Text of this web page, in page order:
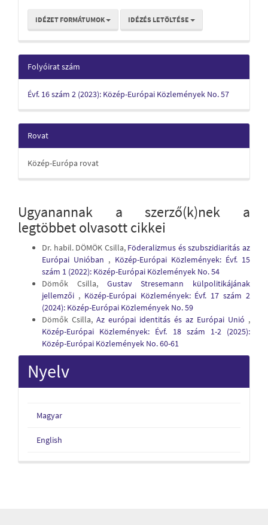
IDÉZET FORMÁTUMOK IDÉZÉS LETÖLTÉSE
Folyóirat szám
Évf. 16 szám 2 (2023): Közép-Európai Közlemények No. 57
Rovat
Közép-Európa rovat
Ugyanannak a szerző(k)nek a
legtöbbet olvasott cikkei
Dr. habil. DÖMÖK Csilla, Föderalizmus és szubszidiaritás az
Európai Unióban , Közép-Európai Közlemények: Évf. 15
szám 1 (2022): Közép-Európai Közlemények No. 54
Dömők Csilla, Gustav Stresemann külpolitikájának
jellemzői , Közép-Európai Közlemények: Évf. 17 szám 2
(2024): Közép-Európai Közlemények No. 59
Dömők Csilla, Az európai identitás és az Európai Unió ,
Közép-Európai Közlemények: Évf. 18 szám 1-2 (2025):
Közép-Európai Közlemények No. 60-61
Nyelv
Magyar
English